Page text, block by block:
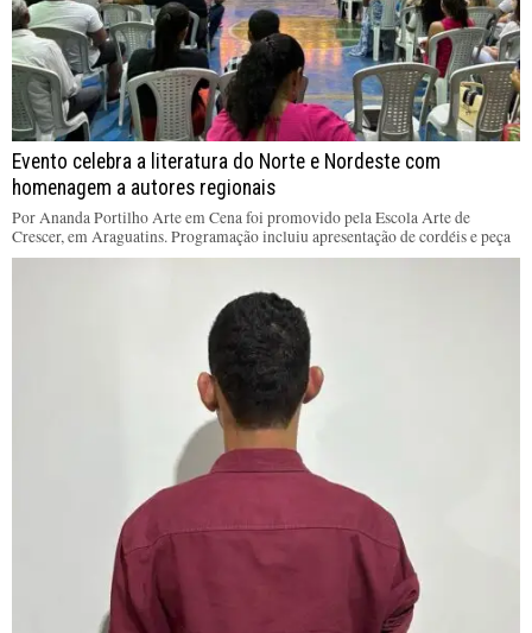
Evento celebra a literatura do Norte e Nordeste com
homenagem a autores regionais
Por Ananda Portilho Arte em Cena foi promovido pela Escola Arte de
Crescer, em Araguatins. Programação incluiu apresentação de cordéis e peça